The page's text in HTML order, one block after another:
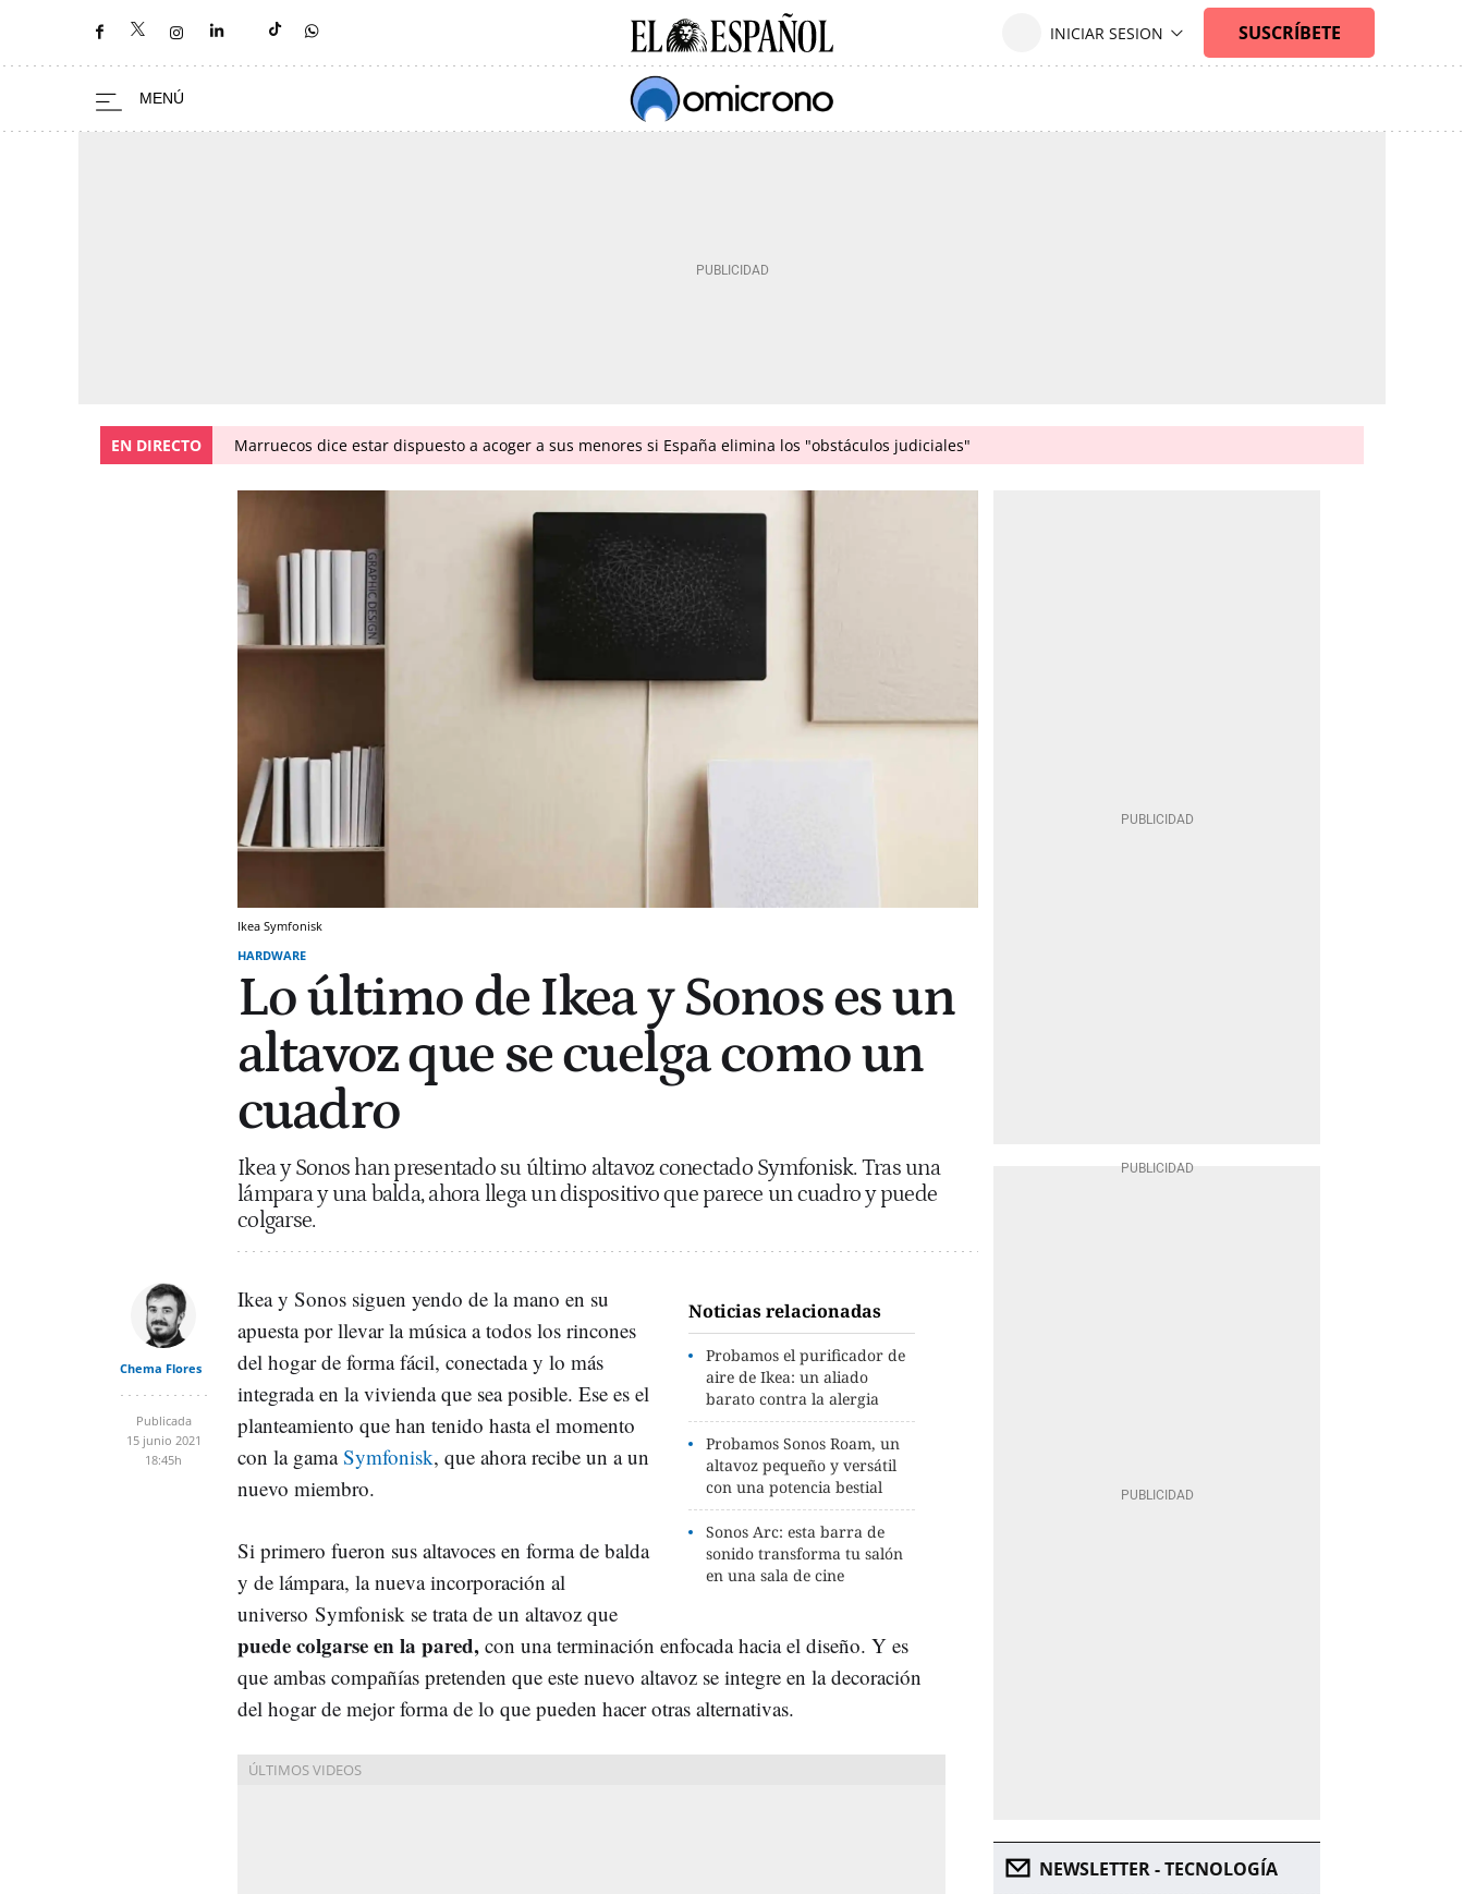
EN DIRECTO Marruecos dice estar dispuesto a acoger a sus menores si España elimina los "obstáculos judiciales"
Ikea Symfonisk
HARDWARE
Lo último de Ikea y Sonos es un
altavoz que se cuelga como un
cuadro
Ikea y Sonos han presentado su último altavoz conectado Symfonisk. Tras una
lámpara y una balda, ahora llega un dispositivo que parece un cuadro y puede
colgarse.
Chema Flores
Publicada
15 junio 2021
18:45h
Noticias relacionadas
Probamos el purificador de
aire de Ikea: un aliado
barato contra la alergia
Probamos Sonos Roam, un
altavoz pequeño y versátil
con una potencia bestial
Sonos Arc: esta barra de
sonido transforma tu salón
en una sala de cine
Ikea y Sonos siguen yendo de la mano en su
apuesta por llevar la música a todos los rincones
del hogar de forma fácil, conectada y lo más
integrada en la vivienda que sea posible. Ese es el
planteamiento que han tenido hasta el momento
con la gamaSymfonisk, que ahora recibe un a un
nuevo miembro.
Si primero fueron sus altavoces en forma de balda
y de lámpara, la nueva incorporación al
universo Symfonisk se trata de un altavoz que
puede colgarse en la pared, con una terminación enfocada hacia el diseño. Y es
que ambas compañías pretenden que este nuevo altavoz se integre en la decoración
del hogar de mejor forma de lo que pueden hacer otras alternativas.
NEWSLETTER - TECNOLOGÍA